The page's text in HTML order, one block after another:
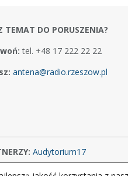
TEMAT DO PORUSZENIA?
tel. +48 17 222 22 22
antena@radio.rzeszow.pl
Audytorium17